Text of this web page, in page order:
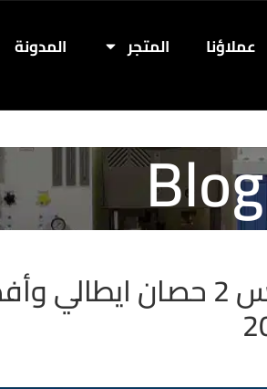
عملاؤنا المتجر المدونة
Blog
دليلك الشامل لمعرفة سعر موتور غاطس 2 حصان